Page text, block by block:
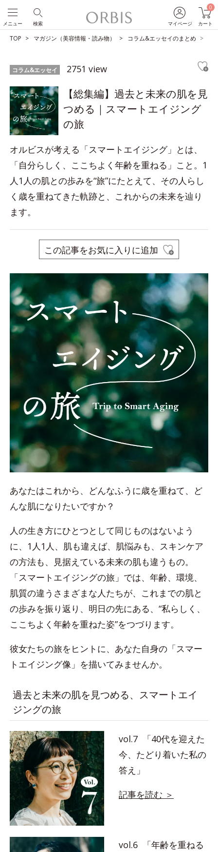
マイページ
0
カート
検索
メニュー
TOP マガジン（美容情報・読み物） コラム&エッセイのまとめ
コラム&エッセイ 2751 view
【総集編】過去と未来の肌を見
つめる｜スマートエイジング
の旅
オルビスが考える「スマートエイジング」とは、
「自分らしく、ここちよく年齢を重ねる」こと。1
人1人の肌との歩みを“旅”にたとえて、その人らし
く歳を重ねてきた軌跡と、これからの未来を辿り
ます。
この記事をお気に入りに追加
あなたはこれから、どんなふうに歳を重ねて、ど
んな肌になりたいですか？
人の生き方にひとつとして同じものはないよう
に、1人1人、肌も違えば、肌悩みも、スキンケア
の方法も、見据えている未来の肌も違うもの。
「スマートエイジングの旅」では、年齢、環境、
肌質の違うさまざまな人たちが、これまでの肌と
の歩みを振り返り、明日の先にある、“私らしく、
ここちよく年齢を重ねた姿”をつづります。
彼女たちの旅をヒントに、あなた自身の「スマー
トエイジング像」を描いてみませんか。
過去と未来の肌を見つめる、スマートエイ
ジングの旅
vol.7 「40代を迎えた
今、たどり着いた私の
答え」
記事を読む ＞
vol.6 「年齢を重ねる